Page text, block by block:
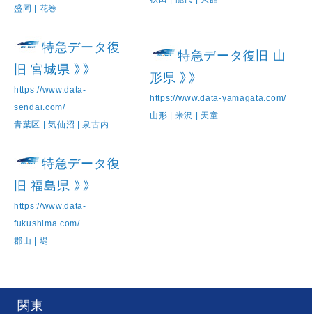
盛岡 | 花巻
特急データ復
旧 宮城県 》》
https://www.data-
sendai.com/
青葉区 | 気仙沼 | 泉古内
特急データ復旧 山
形県 》》
https://www.data-yamagata.com/
山形 | 米沢 | 天童
特急データ復
旧 福島県 》》
https://www.data-
fukushima.com/
郡山 | 堤
関東